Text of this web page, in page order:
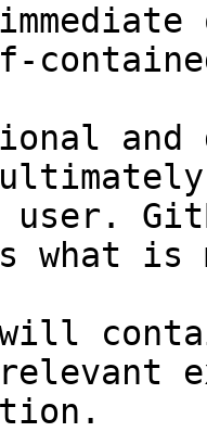
and
user.
what
will